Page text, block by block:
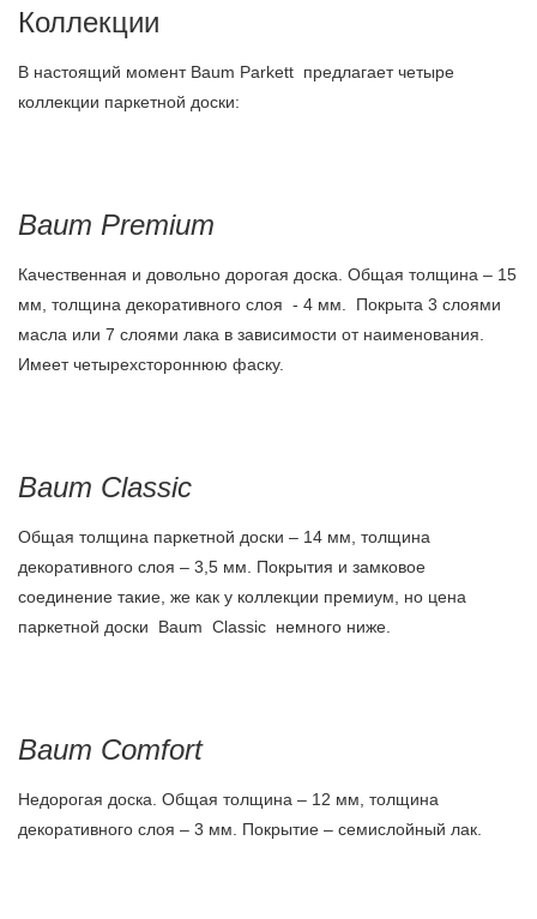
Коллекции
В настоящий момент Baum Parkett предлагает четыре
коллекции паркетной доски:
Baum Premium
Качественная и довольно дорогая доска. Общая толщина – 15
мм, толщина декоративного слоя - 4 мм. Покрыта 3 слоями
масла или 7 слоями лака в зависимости от наименования.
Имеет четырехстороннюю фаску.
Baum Classic
Общая толщина паркетной доски – 14 мм, толщина
декоративного слоя – 3,5 мм. Покрытия и замковое
соединение такие, же как у коллекции премиум, но цена
паркетной доски Baum Classic немного ниже.
Baum Comfort
Недорогая доска. Общая толщина – 12 мм, толщина
декоративного слоя – 3 мм. Покрытие – семислойный лак.